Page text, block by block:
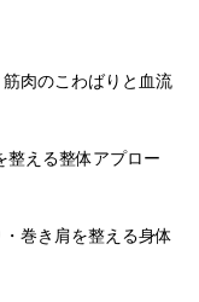
肉のこわばりと血流
整える整体アプロー
巻き肩を整える身体